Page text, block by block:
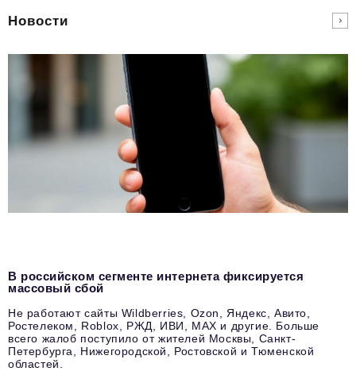
Новости
В российском сегменте интернета фиксируется
массовый сбой
Не работают сайты Wildberries, Ozon, Яндекс, Авито,
Ростелеком, Roblox, РЖД, ИВИ, MAX и другие. Больше
всего жалоб поступило от жителей Москвы, Санкт-
Петербурга, Нижегородской, Ростовской и Тюменской
областей.